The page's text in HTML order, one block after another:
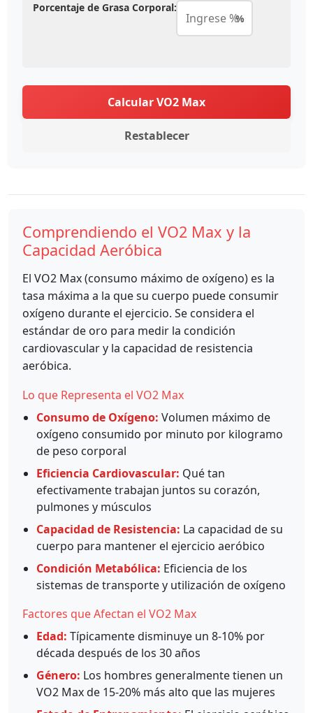
Porcentaje de Grasa Corporal:
%
Calcular VO2 Max
Restablecer
Comprendiendo el VO2 Max y la
Capacidad Aeróbica
El VO2 Max (consumo máximo de oxígeno) es la
tasa máxima a la que su cuerpo puede consumir
oxígeno durante el ejercicio. Se considera el
estándar de oro para medir la condición
cardiovascular y la capacidad de resistencia
aeróbica.
Lo que Representa el VO2 Max
Consumo de Oxígeno: Volumen máximo de
oxígeno consumido por minuto por kilogramo
de peso corporal
Eficiencia Cardiovascular: Qué tan
efectivamente trabajan juntos su corazón,
pulmones y músculos
Capacidad de Resistencia: La capacidad de su
cuerpo para mantener el ejercicio aeróbico
Condición Metabólica: Eficiencia de los
sistemas de transporte y utilización de oxígeno
Factores que Afectan el VO2 Max
Edad: Típicamente disminuye un 8-10% por
década después de los 30 años
Género: Los hombres generalmente tienen un
VO2 Max de 15-20% más alto que las mujeres